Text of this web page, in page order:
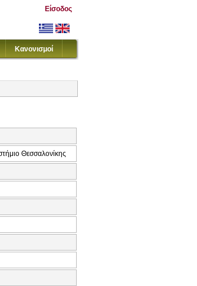
Είσοδος
Κανονισμοί
Θεσσαλονίκης